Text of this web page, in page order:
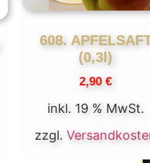
608.
(0,3l)
2,90€
inkl. 19 % MwSt.
zzgl.